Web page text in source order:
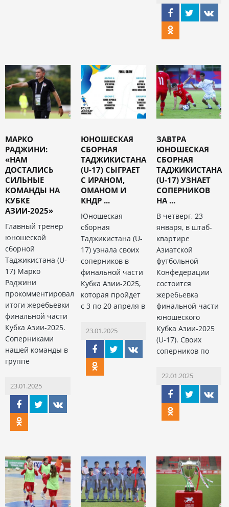
МАРКО
РАДЖИНИ:
«НАМ
ДОСТАЛИСЬ
СИЛЬНЫЕ
КОМАНДЫ НА
КУБКЕ
АЗИИ-2025»
Главный тренер
юношеской
сборной
Таджикистана (U-
17) Марко
Раджини
прокомментировал
итоги жеребьевки
финальной части
Кубка Азии-2025.
Соперниками
нашей команды в
группе
23.01.2025
ЮНОШЕСКАЯ
СБОРНАЯ
ТАДЖИКИСТАНА
(U-17) СЫГРАЕТ
С ИРАНОМ,
ОМАНОМ И
КНДР ...
Юношеская
сборная
Таджикистана (U-
17) узнала своих
соперников в
финальной части
Кубка Азии-2025,
которая пройдет
с 3 по 20 апреля в
23.01.2025
ЗАВТРА
ЮНОШЕСКАЯ
СБОРНАЯ
ТАДЖИКИСТАНА
(U-17) УЗНАЕТ
СОПЕРНИКОВ
НА ...
В четверг, 23
января, в штаб-
квартире
Азиатской
футбольной
Конфедерации
состоится
жеребьевка
финальной части
юношеского
Кубка Азии-2025
(U-17). Своих
соперников по
22.01.2025